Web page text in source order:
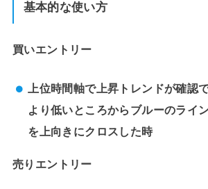
基本的な使い方
買いエントリー
上位時間軸で上昇トレンドが確認
より低いところからブルーのライ
を上向きにクロスした時
売りエントリー